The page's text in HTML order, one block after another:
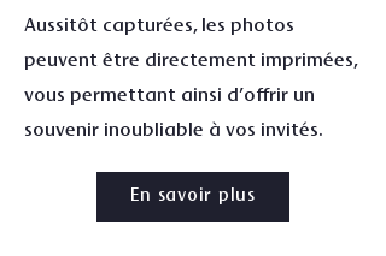
Aussitôt capturées, les photos
peuvent être directement imprimées,
vous permettant ainsi d’offrir un
souvenir inoubliable à vos invités.
En savoir plus